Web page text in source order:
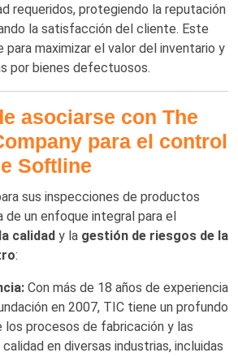
requeridos, protegiendo la reputación
la satisfacción del cliente. Este
para maximizar el valor del inventario y
por bienes defectuosos.
asociarse con The
para el control
Softline
sus inspecciones de productos
un enfoque integral para el
calidad y la gestión de riesgos de la
:
Con más de 18 años de experiencia
en 2007, TIC tiene un profundo
los procesos de fabricación y las
en diversas industrias, incluidas